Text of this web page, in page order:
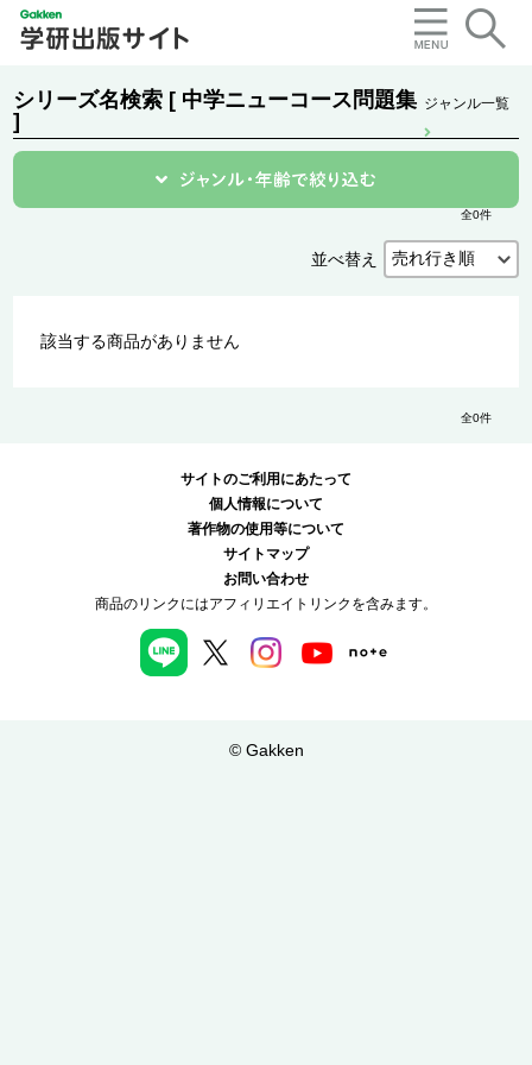
シリーズ名検索 [ 中学ニューコース問題集
]
ジャンル一覧
全0件
並べ替え
該当する商品がありません
全0件
サイトのご利用にあたって
個人情報について
著作物の使用等について
サイトマップ
お問い合わせ
商品のリンクにはアフィリエイトリンクを含みます。
© Gakken